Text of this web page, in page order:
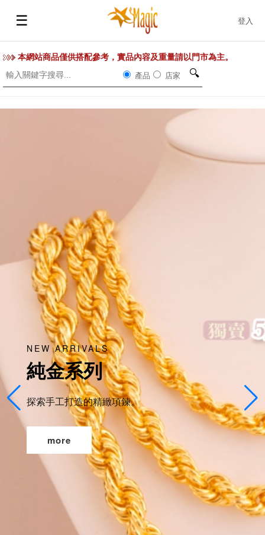
☰ 登入
本網站商品僅供搭配參考，實品內容及重量請以門市為主。
產品 店家 🔍
NEW ARRIVALS
純金系列
探索手工打造的精緻項鍊。
more